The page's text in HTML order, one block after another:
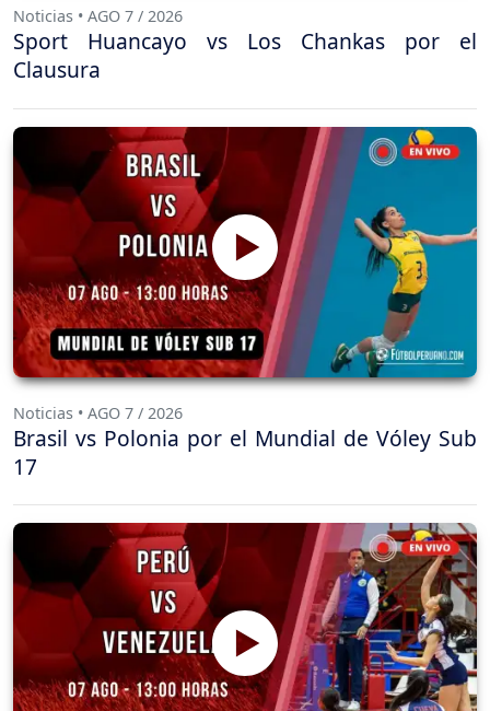
Noticias • AGO 7 / 2026
Sport Huancayo vs Los Chankas por el
Clausura
Noticias • AGO 7 / 2026
Brasil vs Polonia por el Mundial de Vóley Sub
17